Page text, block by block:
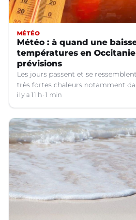
MÉTÉO
Météo : à quand une
températures en Occitanie
prévisions
Les jours passent et se
très fortes chaleurs notamment
Jusqu’à quand ?
il y a 11 h 1 min